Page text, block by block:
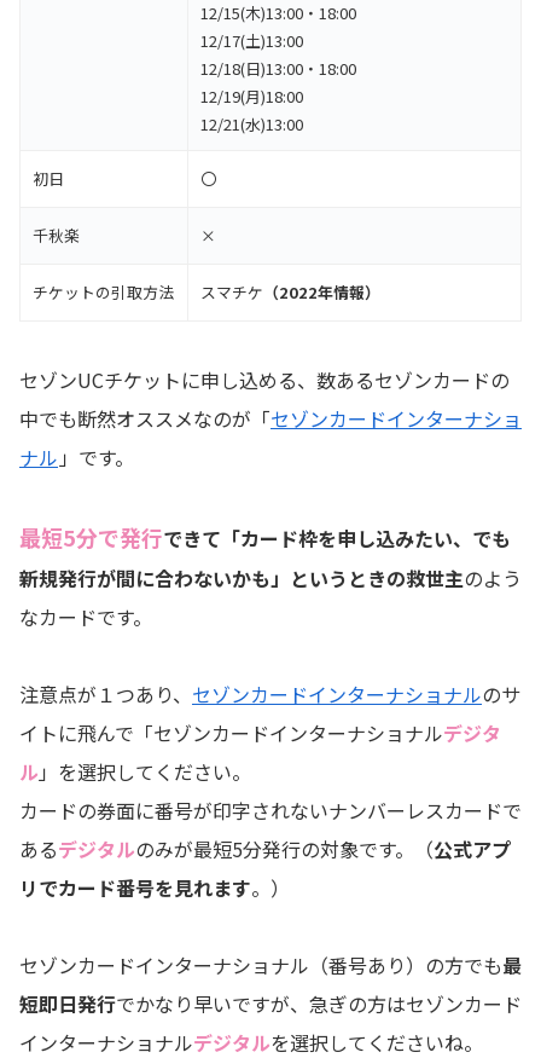
12/15(木)13:00・18:00
12/17(土)13:00
12/18(日)13:00・18:00
12/19(月)18:00
12/21(水)13:00
初日 〇
千秋楽 ×
チケットの引取方法 スマチケ （2022年情報）
セゾンUCチケットに申し込める、数あるセゾンカードの
中でも断然オススメなのが「セゾンカードインターナショ
ナル 」です。
最短5分で発行できて「カード枠を申し込みたい、でも
新規発行が間に合わないかも」というときの救世主のよう
なカードです。
注意点が１つあり、 セゾンカードインターナショナルのサ
イトに飛んで「セゾンカードインターナショナルデジタ
ル 」を選択してください。
カードの券面に番号が印字されないナンバーレスカードで
あるデジタルのみが最短5分発行の対象です。（公式アプ
リでカード番号を見れます。）
セゾンカードインターナショナル（番号あり）の方でも最
短即日発行でかなり早いですが、急ぎの方はセゾンカード
インターナショナルデジタルを選択してくださいね。